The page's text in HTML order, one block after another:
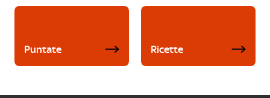
Puntate Ricette